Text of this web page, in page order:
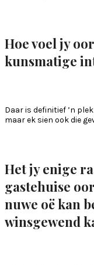
Hoe voel jy
kunsmatige
Daar is definitief ’n
maar ek sien ook die
Het jy enige
gastehuise
nuwe oë kan
winsgewend